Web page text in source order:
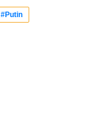
#Putin